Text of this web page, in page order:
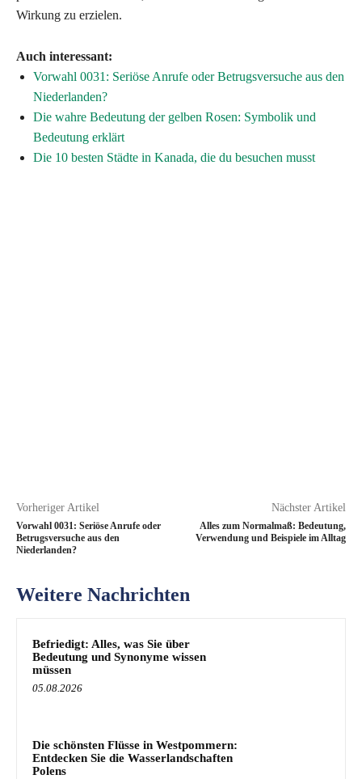
Wirkung zu erzielen.
Auch interessant:
Vorwahl 0031: Seriöse Anrufe oder Betrugsversuche aus den
Niederlanden?
Die wahre Bedeutung der gelben Rosen: Symbolik und
Bedeutung erklärt
Die 10 besten Städte in Kanada, die du besuchen musst
Vorheriger Artikel
Vorwahl 0031: Seriöse Anrufe oder
Betrugsversuche aus den
Niederlanden?
Nächster Artikel
Alles zum Normalmaß: Bedeutung,
Verwendung und Beispiele im Alltag
Weitere Nachrichten
Befriedigt: Alles, was Sie über
Bedeutung und Synonyme wissen
müssen
05.08.2026
Die schönsten Flüsse in Westpommern:
Entdecken Sie die Wasserlandschaften
Polens